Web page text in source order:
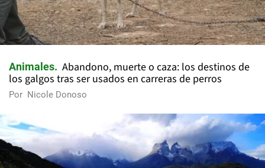
Animales
Abandono, muerte o caza: los destinos de
los galgos tras ser usados en carreras de perros
Por Nicole Donoso